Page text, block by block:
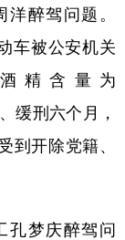
数字经济
悦读
醉驾问题。
车被公安机关
精含量为
缓刑六个月，
到开除党籍、
梦庆醉驾问